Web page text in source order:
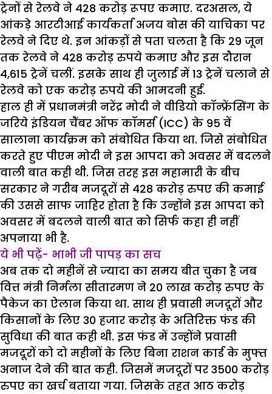
ट्रेनों से रेलवे ने 428 करोड़ रूपए कमाए. दरअसल, ये
आंकड़े आरटीआई कार्यकर्ता अजय बोस की याचिका पर
रेलवे ने दिए थे. इन आंकड़ों से पता चलता है कि 29 जून
तक रेलवे ने 428 करोड़ रुपये कमाए और इस दौरान
4,615 ट्रेनें चलीं. इसके साथ ही जुलाई में 13 ट्रेनें चलाने से
रेलवे को एक करोड़ रुपये की आमदनी हुई.
हाल ही में प्रधानमंत्री नरेंद्र मोदी ने वीडियो कॉन्फ्रेंसिंग के
जरिये इंडियन चैंबर ऑफ कॉमर्स (ICC) के 95 वें
सालाना कार्यक्रम को संबोधित किया था. जिसे संबोधित
करते हुए पीएम मोदी ने इस आपदा को अवसर में बदलने
वाली बात कही थी. जिस तरह इस महामारी के बीच
सरकार ने गरीब मजदूरों से 428 करोड़ रुपए की कमाई
की उससे साफ जाहिर होता है कि उन्होंने इस आपदा को
अवसर में बदलने वाली बात को सिर्फ कहा ही नहीं
अपनाया भी है.
ये भी पढ़ें- भाभी जी पापड़ का सच
अब तक दो महीनें से ज्यादा का समय बीत चुका है जब
वित्त मंत्री निर्मला सीतारमण ने 20 लाख करोड़ रुपए के
पैकेज का ऐलान किया था. साथ ही प्रवासी मजदूरों और
किसानों के लिए 30 हजार करोड़ के अतिरिक्त फंड की
सुविधा की बात कही थी. इस फंड में उन्होंने प्रवासी
मजदूरों को दो महीनों के लिए बिना राशन कार्ड के मुफ्त
अनाज देने की बात कही. जिसमें मजदूरों पर 3500 करोड़
रुपए का खर्च बताया गया. जिसके तहत आठ करोड़